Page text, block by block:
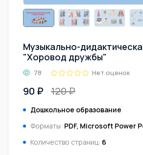
Музыкально-
"Хоровод дружбы"
78 Нет оценок
90 ₽ 120 ₽
Дошкольное образование
Форматы: PDF, Microsoft Power
Количество страниц: 6